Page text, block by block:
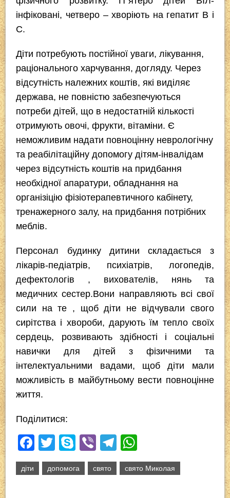
інфіковані, четверо – хворіють на гепатит В і
С.
Діти потребують постійної уваги, лікування,
раціонального харчування, догляду. Через
відсутність належних коштів, які виділяє
держава, не повністю забезпечуються
потреби дітей, що в недостатній кількості
отримують овочі, фрукти, вітаміни. Є
неможливим надати повноцінну неврологічну
та реабілітаційну допомогу дітям-інвалідам
через відсутність коштів на придбання
необхідної апаратури, обладнання на
організіцію фізіотерапевтичного кабінету,
тренажерного залу, на придбання потрібних
меблів.
Персонал будинку дитини складається з
лікарів-педіатрів, психіатрів, логопедів,
дефектологів , вихователів, нянь та
медичних сестер.Вони направляють всі свої
сили на те , щоб діти не відчували свого
сирітства і хвороби, дарують їм тепло своїх
сердець, розвивають здібності і соціальні
навички для дітей з фізичними та
інтелектуальними вадами, щоб діти мали
можливість в майбутньому вести повноцінне
життя.
Поділитися:
F
a
c
T
wi
tt
S
ky
p
Vi
b
er
T
el
e
h
at
діти допомога свято свято Миколая